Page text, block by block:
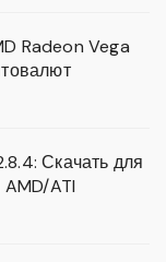
Radeon Vega
Скачать для
ATI